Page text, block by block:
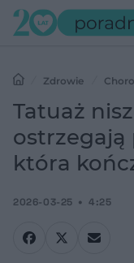
Zdrowie
niszczy oczy? Eksperci
Tatuaż
ostrzegają
która
2026-03-25 4:25